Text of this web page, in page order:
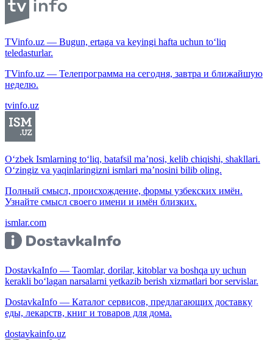
TVinfo.uz — Bugun, ertaga va keyingi hafta uchun to‘liq
teledasturlar.
TVinfo.uz — Телепрограмма на сегодня, завтра и ближайшую
неделю.
tvinfo.uz
O‘zbek Ismlarning to‘liq, batafsil ma’nosi, kelib chiqishi, shakllari.
O‘zingiz va yaqinlaringizni ismlari ma’nosini bilib oling.
Полный смысл, происхождение, формы узбекских имён.
Узнайте смысл своего имени и имён близких.
ismlar.com
DostavkaInfo — Taomlar, dorilar, kitoblar va boshqa uy uchun
kerakli bo‘lagan narsalarni yetkazib berish xizmatlari bor servislar.
DostavkaInfo — Каталог сервисов, предлагающих доставку
еды, лекарств, книг и товаров для дома.
dostavkainfo.uz